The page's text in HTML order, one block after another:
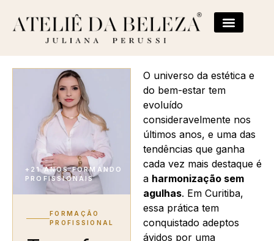
+21 ANOS FORMANDO
PROFISSIONAIS
FORMAÇÃO
PROFISSIONAL
O universo da estética e
do bem-estar tem
evoluído
consideravelmente nos
últimos anos, e uma das
tendências que ganha
cada vez mais destaque é
a harmonização sem
agulhas. Em Curitiba,
essa prática tem
conquistado adeptos
ávidos por uma